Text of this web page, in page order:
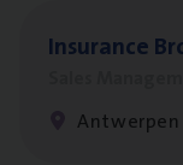
Insu­ran­ce
Antwerpen